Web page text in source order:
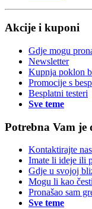
Akcije i kuponi
Gdje mogu
Newsletter
Kupnja poklon
Promocije s
Besplatni testeri
Sve teme
Potrebna Vam je
Kontaktirajte
Imate li ideje ili
Gdje u svojoj
Mogu li kao
Pronašao sam
Sve teme